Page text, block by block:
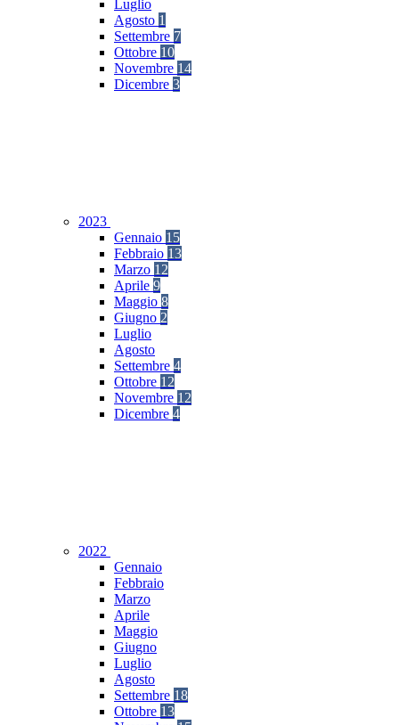
Luglio
Agosto 1
Settembre 7
Ottobre 10
Novembre 14
Dicembre 3
2023
Gennaio 15
Febbraio 13
Marzo 12
Aprile 9
Maggio 8
Giugno 2
Luglio
Agosto
Settembre 4
Ottobre 12
Novembre 12
Dicembre 4
2022
Gennaio
Febbraio
Marzo
Aprile
Maggio
Giugno
Luglio
Agosto
Settembre 18
Ottobre 13